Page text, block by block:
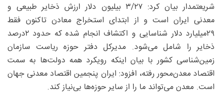
شریعتمدار بیان کرد: ۳/‌۲۷ بیلیون دلار ارزش ذخایر طبیعی و
معدنی ایران است و از ابتدای استخراج معادن تاکنون فقط
۲۹‌میلیارد دلار شناسایی و اکتشاف انجام شده که حدود ‌۲درصد
ذخایر را شامل می‌شود. مدیرکل دفتر حوزه ریاست سازمان
زمین‌شناسی کشور با بیان اینکه رویکرد همه دولت‌ها به سمت
اقتصاد معدن‌محور رفته، افزود: ایران پنجمین اقتصاد معدنی جهان
است. معدن می‌تواند ما را از سایر حوزه‌ها بی‌نیاز کند.